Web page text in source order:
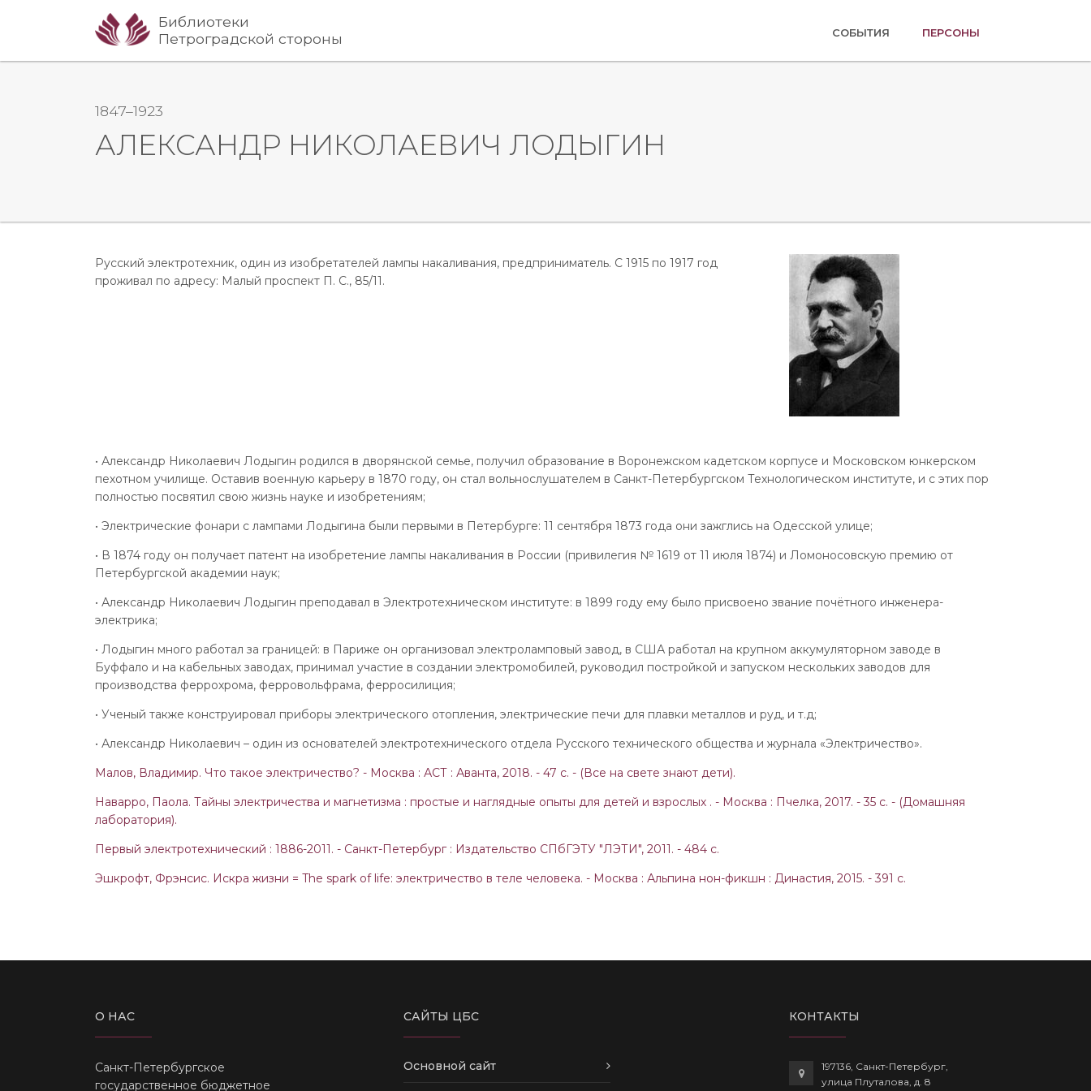
Библиотеки
Петроградской стороны
СОБЫТИЯ ПЕРСОНЫ
1847–1923
АЛЕКСАНДР НИКОЛАЕВИЧ ЛОДЫГИН
Русский электротехник, один из изобретателей лампы накаливания, предприниматель. С 1915 по 1917 год
проживал по адресу: Малый проспект П. С., 85/11.
• Александр Николаевич Лодыгин родился в дворянской семье, получил образование в Воронежском кадетском корпусе и Московском юнкерском
пехотном училище. Оставив военную карьеру в 1870 году, он стал вольнослушателем в Санкт-Петербургском Технологическом институте, и с этих пор
полностью посвятил свою жизнь науке и изобретениям;
• Электрические фонари с лампами Лодыгина были первыми в Петербурге: 11 сентября 1873 года они зажглись на Одесской улице;
• В 1874 году он получает патент на изобретение лампы накаливания в России (привилегия № 1619 от 11 июля 1874) и Ломоносовскую премию от
Петербургской академии наук;
• Александр Николаевич Лодыгин преподавал в Электротехническом институте: в 1899 году ему было присвоено звание почётного инженера-
электрика;
• Лодыгин много работал за границей: в Париже он организовал электроламповый завод, в США работал на крупном аккумуляторном заводе в
Буффало и на кабельных заводах, принимал участие в создании электромобилей, руководил постройкой и запуском нескольких заводов для
производства феррохрома, ферровольфрама, ферросилиция;
• Ученый также конструировал приборы электрического отопления, электрические печи для плавки металлов и руд, и т.д;
• Александр Николаевич – один из основателей электротехнического отдела Русского технического общества и журнала «Электричество».
Малов, Владимир. Что такое электричество? - Москва : АСТ : Аванта, 2018. - 47 с. - (Все на свете знают дети).
Наварро, Паола. Тайны электричества и магнетизма : простые и наглядные опыты для детей и взрослых . - Москва : Пчелка, 2017. - 35 с. - (Домашняя
лаборатория).
Первый электротехнический : 1886-2011. - Санкт-Петербург : Издательство СПбГЭТУ "ЛЭТИ", 2011. - 484 с.
Эшкрофт, Фрэнсис. Искра жизни = The spark of life: электричество в теле человека. - Москва : Альпина нон-фикшн : Династия, 2015. - 391 с.
О НАС
Санкт-Петербургское
государственное бюджетное
САЙТЫ ЦБС
Основной сайт
КОНТАКТЫ
197136, Санкт-Петербург,
улица Плуталова, д. 8